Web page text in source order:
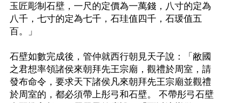
玉匠彫制石壁，一尺的定價為一萬錢，八寸的定為
八千，七寸的定為七千，石珪值四千，石瑗值五
百。」
石壁如數完成後，管仲就西行朝見天子說：「敝國
之君想率領諸侯來朝拜先王宗廟，觀禮於周室，請
發布命令，要求天下諸侯凡來朝拜先王宗廟並觀禮
於周室的，都必須帶上彤弓和石壁。 不帶彤弓石壁